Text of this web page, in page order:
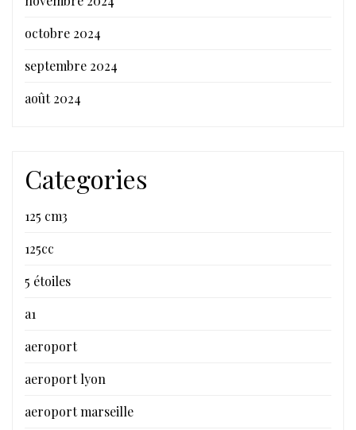
octobre 2024
septembre 2024
août 2024
Categories
125 cm3
125cc
5 étoiles
a1
aeroport
aeroport lyon
aeroport marseille